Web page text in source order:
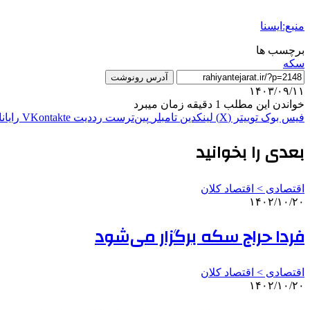
منبع:ایسنا
برچسب ها
سکه
آدرس رونوشت
۱۴۰۳/۰۹/۱۱
خواندن این مطلب 1 دقیقه زمان میبرد
فیس بوک توییتر (X) لینکدین ‫تامبلر ‫پین‌ترست ‫رددیت ‫VKontakte
بعدی را بخوانید
اقتصادی > اقتصاد کلان
۱۴۰۲/۱۰/۲۰
فردا حراج سکه برگزار می‌شود
اقتصادی > اقتصاد کلان
۱۴۰۲/۱۰/۲۰